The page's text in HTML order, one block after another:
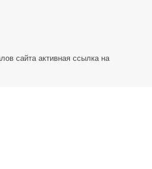
сайта активная ссылка на